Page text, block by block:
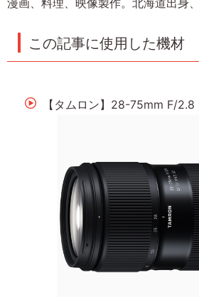
漫画、料理、映像製作。北海道出身、
この記事に使用した機材
【タムロン】28-75mm F/